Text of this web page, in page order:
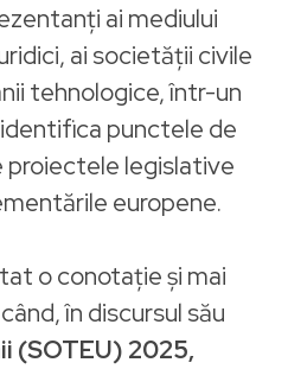
ai mediului
ai societății civile
tehnologice, într-un
punctele de
proiectele legislative
europene.
o conotație și mai
în discursul său
(SOTEU) 2025,